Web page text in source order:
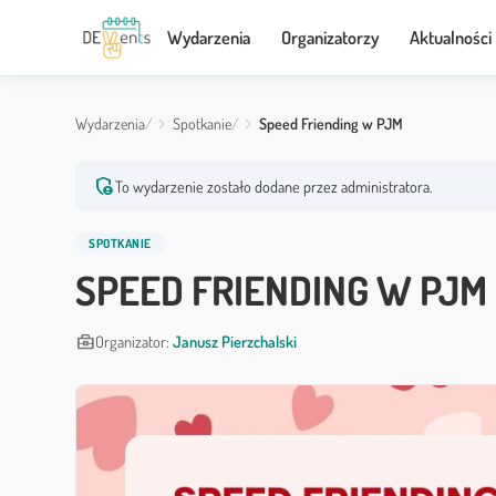
Wydarzenia Organizatorzy Aktualności
Wydarzenia Spotkanie Speed Friending w PJM
admin_panel_settingsTo wydarzenie zostało dodane przez administratora.
SPOTKANIE
SPEED FRIENDING W PJM
business_centerOrganizator: Janusz Pierzchalski